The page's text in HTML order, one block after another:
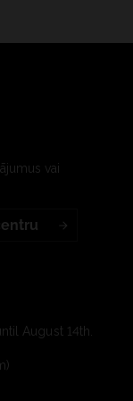
vai
August 14th.